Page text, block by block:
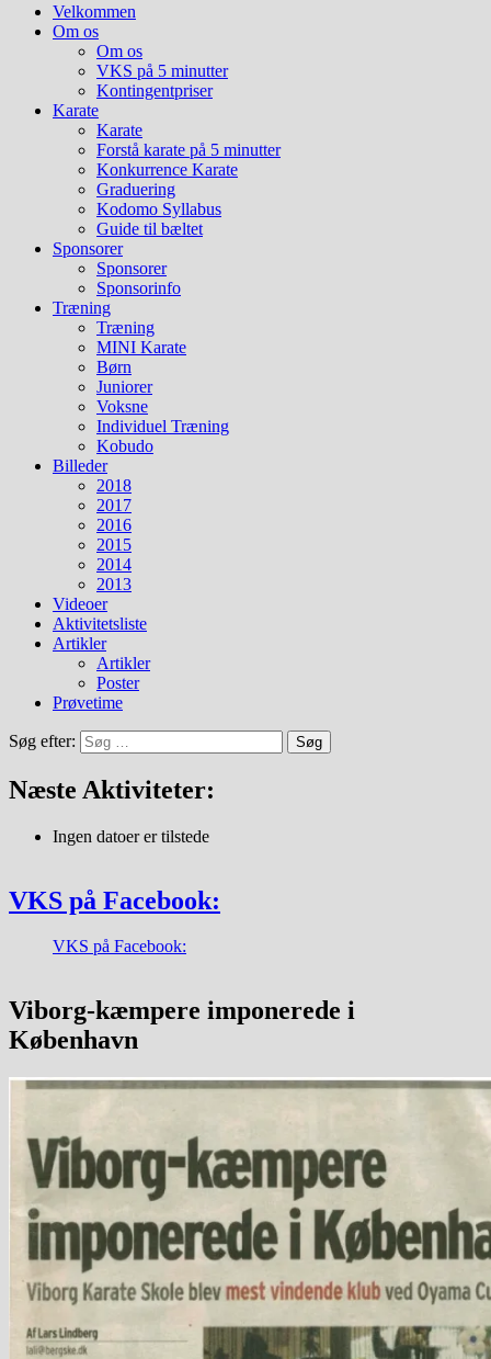
Velkommen
Om os
Om os
VKS på 5 minutter
Kontingentpriser
Karate
Karate
Forstå karate på 5 minutter
Konkurrence Karate
Graduering
Kodomo Syllabus
Guide til bæltet
Sponsorer
Sponsorer
Sponsorinfo
Træning
Træning
MINI Karate
Børn
Juniorer
Voksne
Individuel Træning
Kobudo
Billeder
2018
2017
2016
2015
2014
2013
Videoer
Aktivitetsliste
Artikler
Artikler
Poster
Prøvetime
Søg efter:
Næste Aktiviteter:
Ingen datoer er tilstede
VKS på Facebook:
VKS på Facebook:
Viborg-kæmpere imponerede i
København